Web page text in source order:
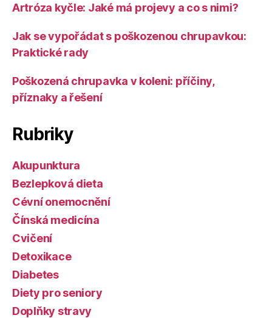
Artróza kyčle: Jaké má projevy a co s nimi?
Jak se vypořádat s poškozenou chrupavkou:
Praktické rady
Poškozená chrupavka v koleni: příčiny,
příznaky a řešení
Rubriky
Akupunktura
Bezlepková dieta
Cévní onemocnění
Čínská medicína
Cvičení
Detoxikace
Diabetes
Diety pro seniory
Doplňky stravy